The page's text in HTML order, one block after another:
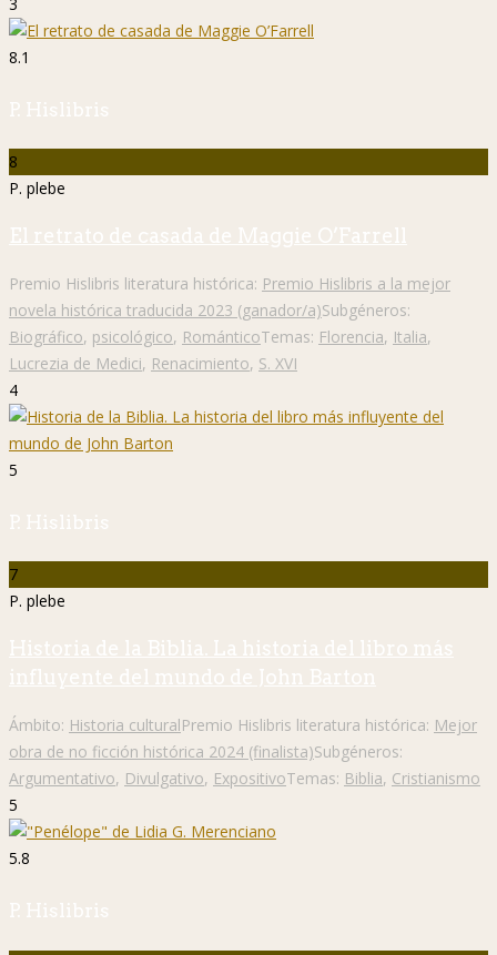
8.1
P. Hislibris
8
P. plebe
El retrato de casada de Maggie O’Farrell
Premio Hislibris literatura histórica: Premio Hislibris a la mejor
novela histórica traducida 2023 (ganador/a)Subgéneros:
Biográfico, psicológico, RománticoTemas: Florencia, Italia,
Lucrezia de Medici, Renacimiento, S. XVI
4
5
P. Hislibris
7
P. plebe
Historia de la Biblia. La historia del libro más
influyente del mundo de John Barton
Ámbito: Historia culturalPremio Hislibris literatura histórica: Mejor
obra de no ficción histórica 2024 (finalista)Subgéneros:
Argumentativo, Divulgativo, ExpositivoTemas: Biblia, Cristianismo
5
5.8
P. Hislibris